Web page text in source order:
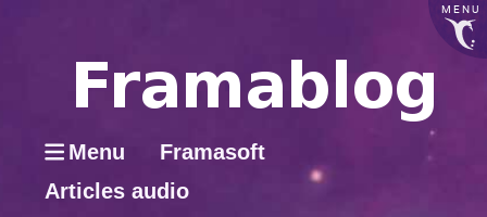
MENU
Menu
Framasoft
Articles audio